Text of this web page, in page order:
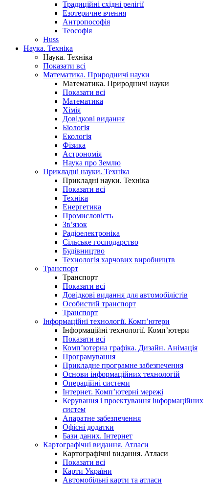
Традиційні східні релігії
Езотеричне вчення
Антропософія
Теософія
Huss
Наука. Техніка
Наука. Техніка
Показати всі
Математика. Природничі науки
Математика. Природничі науки
Показати всі
Математика
Хімія
Довідкові видання
Біологія
Екологія
Фізика
Астрономія
Наука про Землю
Прикладні науки. Техніка
Прикладні науки. Техніка
Показати всі
Техніка
Енергетика
Промисловість
Зв’язок
Радіоелектроніка
Сільське господарство
Будівництво
Технологія харчових виробництв
Транспорт
Транспорт
Показати всі
Довідкові видання для автомобілістів
Особистий транспорт
Транспорт
Інформаційні технології. Комп’ютери
Інформаційні технології. Комп’ютери
Показати всі
Комп’ютерна графіка. Дизайн. Анімація
Програмування
Прикладне програмне забезпечення
Основи інформаційних технологій
Операційні системи
Інтернет. Комп’ютерні мережі
Керування і проектування інформаційних
систем
Апаратне забезпечення
Офісні додатки
Бази даних. Інтернет
Картографічні видання. Атласи
Картографічні видання. Атласи
Показати всі
Карти України
Автомобільні карти та атласи